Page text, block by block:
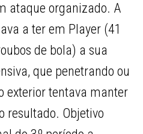
ataque organizado. A
a ter em Player (41
de bola) a sua
que penetrando ou
exterior tentava manter
resultado. Objetivo